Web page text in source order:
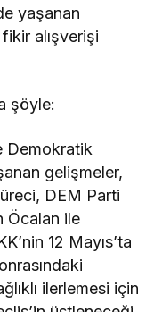
yaşanan
alışverişi
şöyle:
Demokratik
gelişmeler,
DEM Parti
Öcalan ile
12 Mayıs’ta
ilerlemesi için